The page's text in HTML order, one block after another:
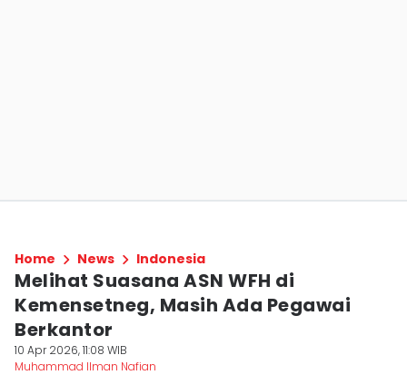
Home News Indonesia
Melihat Suasana ASN WFH di
Kemensetneg, Masih Ada Pegawai
Berkantor
10 Apr 2026, 11:08 WIB
Muhammad Ilman Nafian